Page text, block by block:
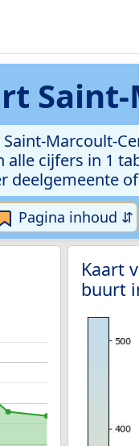
Marcoult-
cijfers in 1
deelgemeente
Pagina inhoud ⇵
Kaart
buurt